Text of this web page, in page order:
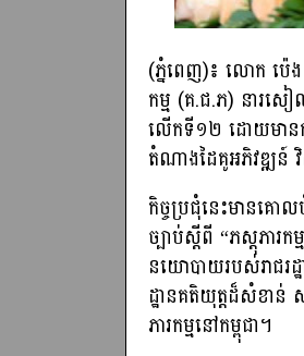
(ភ្នំពេញ)៖ លោក ប៉េង
កម្ម (គ.ជ.ភ) នារសៀ
លើកទី១២ ដោយមាន
តំណាងដៃគូអភិវឌ្ឍន៍
កិច្ចប្រជុំនេះមានគោ
ច្បាប់ស្តីពី “ភស្តុភារ
នយោបាយរបស់រាជរដ្
ដ្ឋានគតិយុត្តដ៏សំខាន់
ភារកម្មនៅកម្ពុជា។